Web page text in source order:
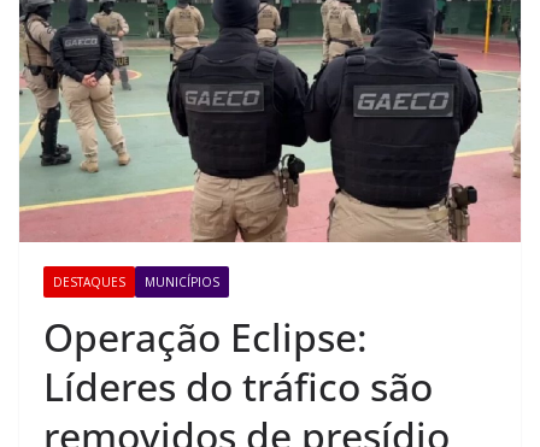
DESTAQUES MUNICÍPIOS
Operação Eclipse:
Líderes do tráfico são
removidos de presídio